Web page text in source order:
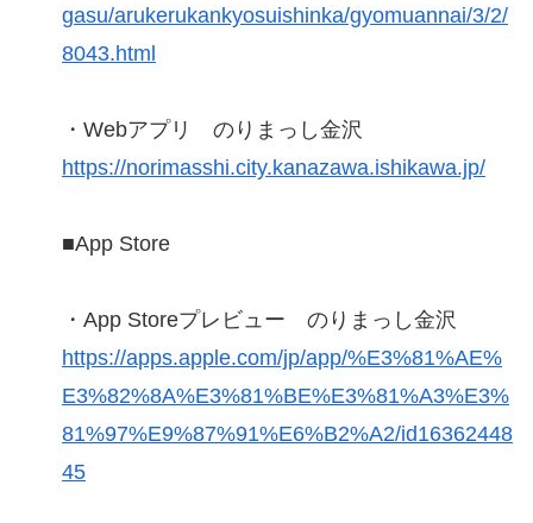
gasu/arukerukankyosuishinka/gyomuannai/3/2/
8043.html
・Webアプリ のりまっし金沢
https://norimasshi.city.kanazawa.ishikawa.jp/
■App Store
・App Storeプレビュー のりまっし金沢
https://apps.apple.com/jp/app/%E3%81%AE%
E3%82%8A%E3%81%BE%E3%81%A3%E3%
81%97%E9%87%91%E6%B2%A2/id16362448
45